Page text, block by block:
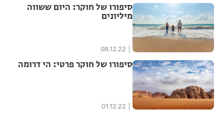
סיפורו של חוקר: היום ששווה
מיליונים
08.12.22
סיפורו של חוקר פרטי: הי דרומה
01.12.22